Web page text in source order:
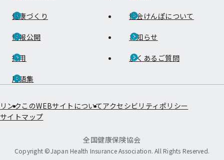
健康づくり 協会けんぽについて
情報公開 お知らせ
採用 よくあるご質問
用語集
リンク このWEBサイトについてアクセシビリティポリシー
サイトマップ
全国健康保険協会
Copyright ©Japan Health Insurance Association. All Rights Reserved.